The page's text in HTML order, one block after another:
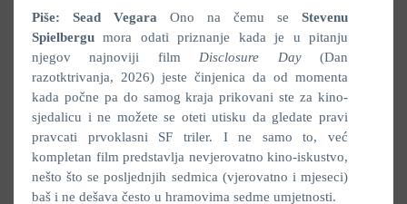
Piše: Sead Vegara Ono na čemu se Stevenu
Spielbergu mora odati priznanje kada je u pitanju
njegov najnoviji film Disclosure Day(Dan
razotktrivanja, 2026) jeste činjenica da od momenta
kada počne pa do samog kraja prikovani ste za kino-
sjedalicu i ne možete se oteti utisku da gledate pravi
pravcati prvoklasni SF triler. I ne samo to, već
kompletan film predstavlja nevjerovatno kino-iskustvo,
nešto što se posljednjih sedmica (vjerovatno i mjeseci)
baš i ne dešava često u hramovima sedme umjetnosti.